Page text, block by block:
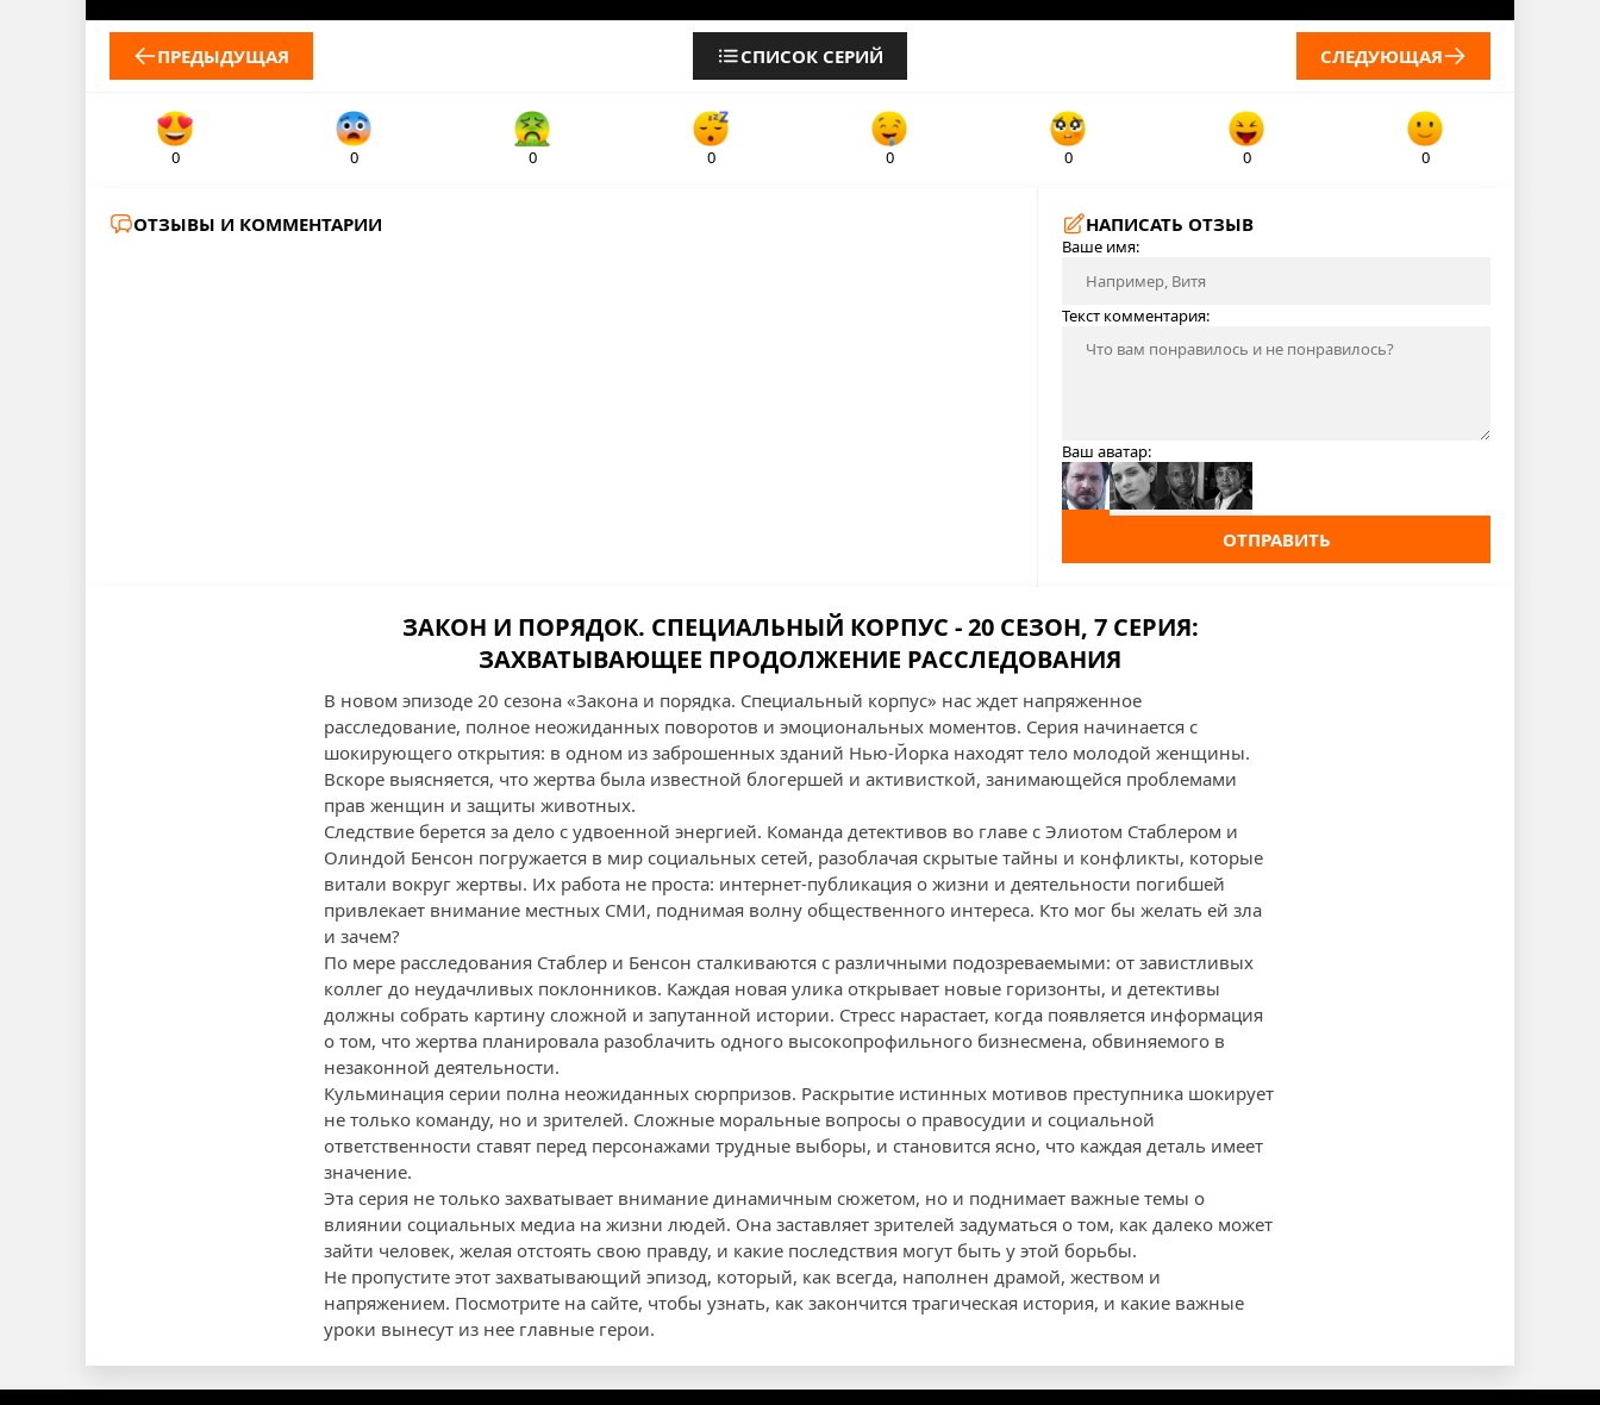
ПРЕДЫДУЩАЯ СПИСОК СЕРИЙ СЛЕДУЮЩАЯ
0 0 0 0 0 0 0 0
ОТЗЫВЫ И КОММЕНТАРИИ НАПИСАТЬ ОТЗЫВ
Ваше имя:
Текст комментария:
Ваш аватар:
ОТПРАВИТЬ
ЗАКОН И ПОРЯДОК. СПЕЦИАЛЬНЫЙ КОРПУС - 20 СЕЗОН, 7 СЕРИЯ:
ЗАХВАТЫВАЮЩЕЕ ПРОДОЛЖЕНИЕ РАССЛЕДОВАНИЯ
В новом эпизоде 20 сезона «Закона и порядка. Специальный корпус» нас ждет напряженное
расследование, полное неожиданных поворотов и эмоциональных моментов. Серия начинается с
шокирующего открытия: в одном из заброшенных зданий Нью-Йорка находят тело молодой женщины.
Вскоре выясняется, что жертва была известной блогершей и активисткой, занимающейся проблемами
прав женщин и защиты животных.
Следствие берется за дело с удвоенной энергией. Команда детективов во главе с Элиотом Стаблером и
Олиндой Бенсон погружается в мир социальных сетей, разоблачая скрытые тайны и конфликты, которые
витали вокруг жертвы. Их работа не проста: интернет-публикация о жизни и деятельности погибшей
привлекает внимание местных СМИ, поднимая волну общественного интереса. Кто мог бы желать ей зла
и зачем?
По мере расследования Стаблер и Бенсон сталкиваются с различными подозреваемыми: от завистливых
коллег до неудачливых поклонников. Каждая новая улика открывает новые горизонты, и детективы
должны собрать картину сложной и запутанной истории. Стресс нарастает, когда появляется информация
о том, что жертва планировала разоблачить одного высокопрофильного бизнесмена, обвиняемого в
незаконной деятельности.
Кульминация серии полна неожиданных сюрпризов. Раскрытие истинных мотивов преступника шокирует
не только команду, но и зрителей. Сложные моральные вопросы о правосудии и социальной
ответственности ставят перед персонажами трудные выборы, и становится ясно, что каждая деталь имеет
значение.
Эта серия не только захватывает внимание динамичным сюжетом, но и поднимает важные темы о
влиянии социальных медиа на жизни людей. Она заставляет зрителей задуматься о том, как далеко может
зайти человек, желая отстоять свою правду, и какие последствия могут быть у этой борьбы.
Не пропустите этот захватывающий эпизод, который, как всегда, наполнен драмой, жеством и
напряжением. Посмотрите на сайте, чтобы узнать, как закончится трагическая история, и какие важные
уроки вынесут из нее главные герои.